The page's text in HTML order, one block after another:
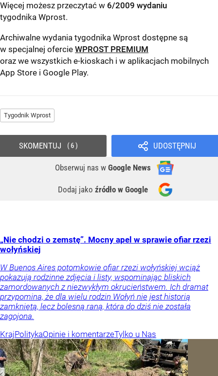
Więcej możesz przeczytać w 6/2009 wydaniu
tygodnika Wprost.
Archiwalne wydania tygodnika Wprost dostępne są
w specjalnej ofercie WPROST PREMIUM
oraz we wszystkich e-kioskach i w aplikacjach mobilnych
App Store i Google Play.
Tygodnik Wprost
UDOSTĘPNIJ
Obserwuj nas w Google News
Dodaj jako źródło w Google
SKOMENTUJ 6
„Nie chodzi o zemstę”. Mocny apel w sprawie ofiar rzezi
wołyńskiej
W Buenos Aires potomkowie ofiar rzezi wołyńskiej wciąż
pokazują rodzinne zdjęcia i listy, wspominając bliskich
zamordowanych z niezwykłym okrucieństwem. Ich dramat
przypomina, że dla wielu rodzin Wołyń nie jest historią
zamkniętą, lecz bolesną raną, która do dziś nie została
zagojona.
KrajPolitykaOpinie i komentarzeTylko u Nas